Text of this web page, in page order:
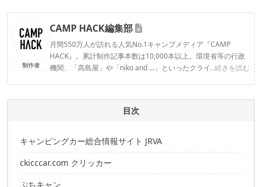
制作者
CAMP HACK編集部
月間550万人が訪れる人気No.1キャンプメディア『CAMP
HACK』。累計制作記事本数は10,000本以上。環境省等の行政
機関、「髙島屋」や「niko and ...」といったクライアントとの
...続きを読む
CAMP HACK編集部のプロフィール
目次
キャンピングカー総合情報サイト JRVA
ckicccar.com クリッカー
ぷちキャン